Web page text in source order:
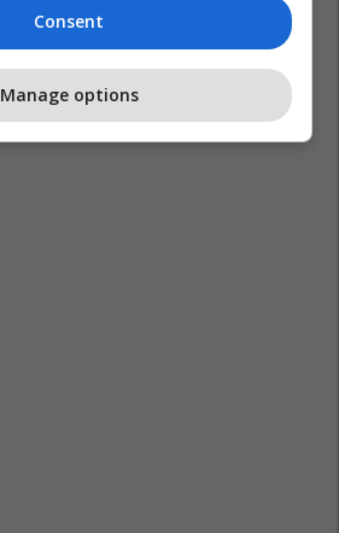
Consent
Manage options